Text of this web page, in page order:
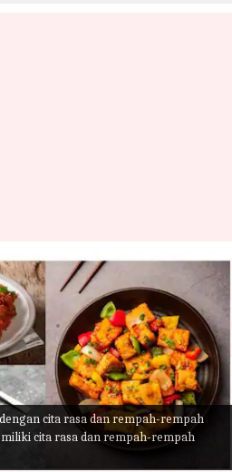
cita rasa dan rempah-rempah
cita rasa dan rempah-rempah
Indo-Cina yang
di rumah
15, 2023 11:32 am
hidangan Tionghoa
rempah-rempah India,
merupakan salah satu